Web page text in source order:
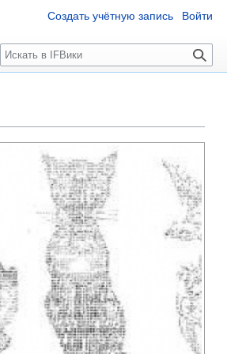
Создать учётную запись Войти
П